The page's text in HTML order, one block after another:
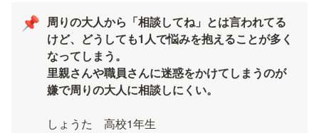
📌 周りの大人から「相談してね」とは言われてる
けど、どうしても1人で悩みを抱えることが多く
なってしまう。
里親さんや職員さんに迷惑をかけてしまうのが
嫌で周りの大人に相談しにくい。
しょうた　高校1年生